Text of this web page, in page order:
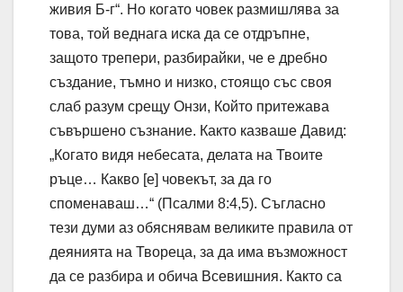
живия Б-г“. Но когато човек размишлява за
това, той веднага иска да се отдръпне,
защото трепери, разбирайки, че е дребно
създание, тъмно и низко, стоящо със своя
слаб разум срещу Онзи, Който притежава
съвършено съзнание. Както казваше Давид:
„Когато видя небесата, делата на Твоите
ръце… Какво [е] човекът, за да го
споменаваш…“ (Псалми 8:4,5). Съгласно
тези думи аз обяснявам великите правила от
деянията на Твореца, за да има възможност
да се разбира и обича Всевишния. Както са